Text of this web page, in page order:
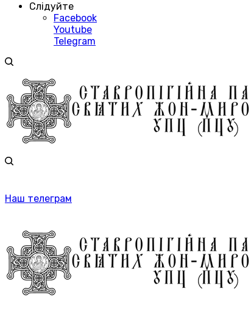
Слідуйте
Facebook
Youtube
Telegram
Наш телеграм